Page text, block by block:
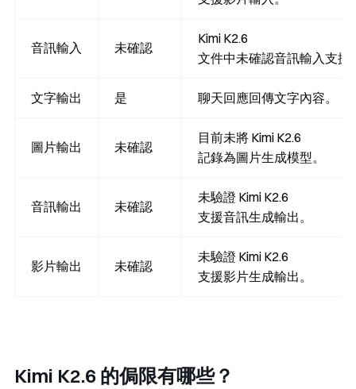
音訊輸入 未確認
Kimi K2.6
文件中未確認音訊輸入支援
文字輸出 是 聊天回應回傳文字內容。
圖片輸出 未確認
目前未將 Kimi K2.6
記錄為圖片生成模型。
音訊輸出 未確認
未驗證 Kimi K2.6
支援音訊生成輸出。
影片輸出 未確認
未驗證 Kimi K2.6
支援影片生成輸出。
Kimi K2.6 的侷限有哪些？